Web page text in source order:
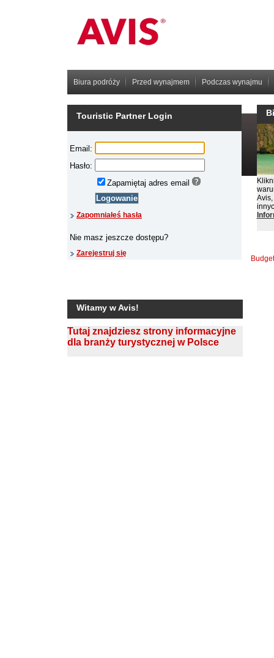
Biura podróży Przed wynajmem Podczas wynajmu
Touristic Partner Login
Witamy w Avis!
Tutaj znajdziesz strony informacyjne
dla branży turystycznej w Polsce